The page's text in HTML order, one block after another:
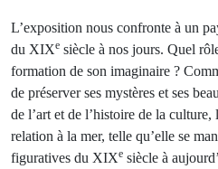
L’exposition nous confronte à un
du XIXe siècle à nos jours. Quel
formation de son imaginaire ?
de préserver ses mystères et ses
de l’art et de l’histoire de la
relation à la mer, telle qu’elle se
figuratives du XIXe siècle à